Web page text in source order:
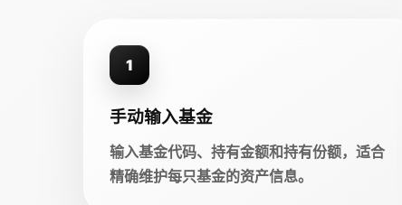
1
手动输入基金
输入基金代码、持有金额和持有份额，适合
精确维护每只基金的资产信息。